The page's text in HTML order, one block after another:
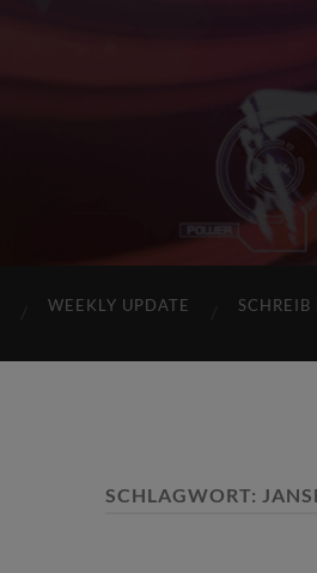
WEEKLY UPDATE SCHREIB
SCHLAGWORT: